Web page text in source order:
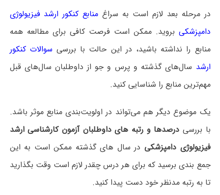
در مرحله بعد لازم است به سراغ منابع کنکور ارشد فیزیولوژی
دامپزشکی بروید. ممکن است فرصت کافی برای مطالعه همه
منابع را نداشته باشید، در این حالت با بررسی سوالات کنکور
ارشد سال‌های گذشته و پرس و جو از داوطلبان سال‌های قبل
مهم‌ترین منابع را شناسایی کنید.
یک موضوع دیگر هم می‌تواند در اولویت‌بندی منابع موثر باشد.
با بررسی درصدها و رتبه های داوطلبان آزمون کارشناسی ارشد
فیزیولوژی دامپزشکی در سال های گذشته ممکن است به این
جمع بندی برسید که برای هر درس چقدر لازم است وقت بگذارید
تا به رتبه مدنظر خود دست پیدا کنید.